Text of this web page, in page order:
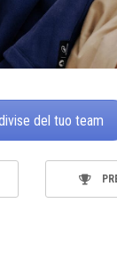
del tuo team